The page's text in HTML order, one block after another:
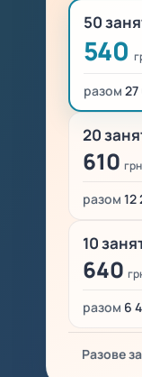
50
540
разом
20
610
разом 12
10
640
разом 6
Разове